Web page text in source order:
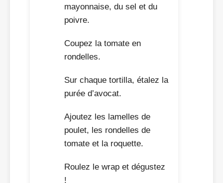
mayonnaise, du sel et du
poivre.
Coupez la tomate en
rondelles.
Sur chaque tortilla, étalez la
purée d’avocat.
Ajoutez les lamelles de
poulet, les rondelles de
tomate et la roquette.
Roulez le wrap et dégustez
!